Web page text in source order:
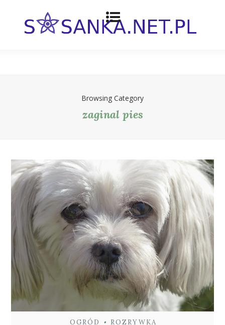
Browsing Category
zaginal pies
OGRÓD • ROZRYWKA